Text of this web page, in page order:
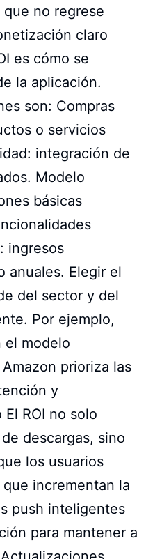
no regrese
claro
es cómo se
la aplicación.
son: Compras
o servicios
integración de
Modelo
básicas
ingresos
anuales. Elegir el
del sector y del
Por ejemplo,
el modelo
prioriza las
y
ROI no solo
descargas, sino
los usuarios
incrementan la
push inteligentes
para mantener a